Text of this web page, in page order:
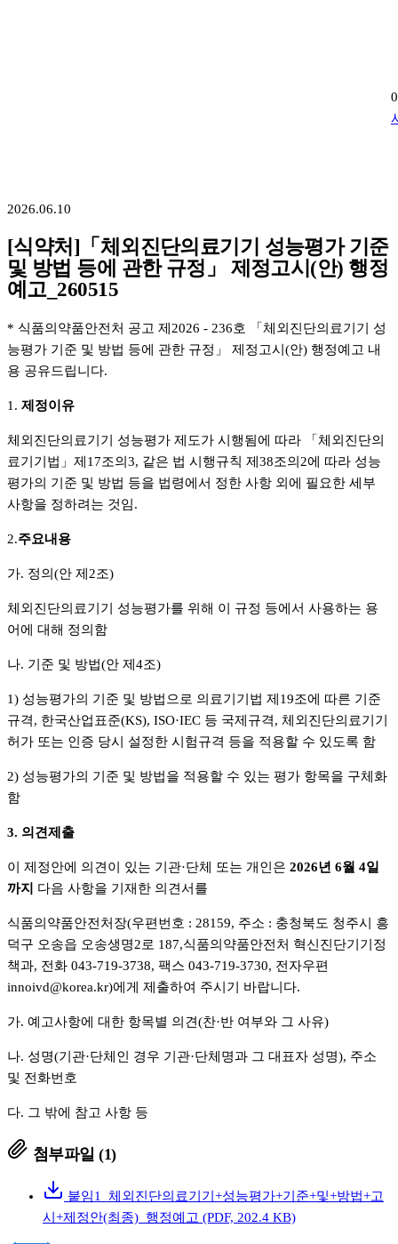
2026.06.10
[식약처]「체외진단의료기기 성능평가 기준
및 방법 등에 관한 규정」 제정고시(안) 행정
예고_260515
* 식품의약품안전처 공고 제2026 - 236호 「체외진단의료기기 성
능평가 기준 및 방법 등에 관한 규정」 제정고시(안) 행정예고 내
용 공유드립니다.
1. 제정이유
체외진단의료기기 성능평가 제도가 시행됨에 따라 「체외진단의
료기기법」제17조의3, 같은 법 시행규칙 제38조의2에 따라 성능
평가의 기준 및 방법 등을 법령에서 정한 사항 외에 필요한 세부
사항을 정하려는 것임.
2.주요내용
가. 정의(안 제2조)
체외진단의료기기 성능평가를 위해 이 규정 등에서 사용하는 용
어에 대해 정의함
나. 기준 및 방법(안 제4조)
1) 성능평가의 기준 및 방법으로 의료기기법 제19조에 따른 기준
규격, 한국산업표준(KS), ISO·IEC 등 국제규격, 체외진단의료기기
허가 또는 인증 당시 설정한 시험규격 등을 적용할 수 있도록 함
2) 성능평가의 기준 및 방법을 적용할 수 있는 평가 항목을 구체화
함
3. 의견제출
이 제정안에 의견이 있는 기관·단체 또는 개인은 2026년 6월 4일
까지 다음 사항을 기재한 의견서를
식품의약품안전처장(우편번호 : 28159, 주소 : 충청북도 청주시 흥
덕구 오송읍 오송생명2로 187,식품의약품안전처 혁신진단기기정
책과, 전화 043-719-3738, 팩스 043-719-3730, 전자우편
innoivd@korea.kr)에게 제출하여 주시기 바랍니다.
가. 예고사항에 대한 항목별 의견(찬·반 여부와 그 사유)
나. 성명(기관·단체인 경우 기관·단체명과 그 대표자 성명), 주소
및 전화번호
다. 그 밖에 참고 사항 등
첨부파일(1)
붙임1_체외진단의료기기+성능평가+기준+및+방법+고
시+제정안(최종)_행정예고 (PDF, 202.4 KB)